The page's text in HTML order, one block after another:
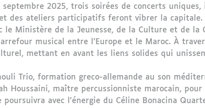
2025, trois soirées de concerts uniques,
des ateliers participatifs feront vibrer la capitale.
Ministère de la Jeunesse, de la Culture et de la
musical entre l’Europe et le Maroc. À
mettant en avant les liens solides qui
Trio, formation greco-allemande au son
maître percussionniste marocain,
avec l’énergie du Céline Bonacina